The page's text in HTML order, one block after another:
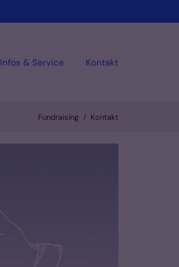
Infos & Service Kontakt
Fundraising Kontakt